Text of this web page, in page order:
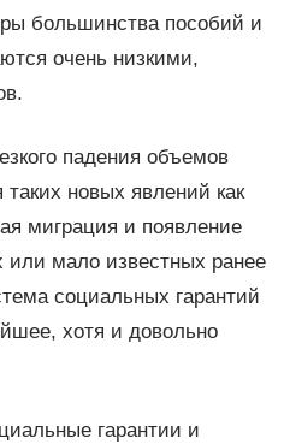
большинства пособий и
очень низкими,
падения объемов
новых явлений как
миграция и появление
или мало известных ранее
социальных гарантий
хотя и довольно
гарантии и